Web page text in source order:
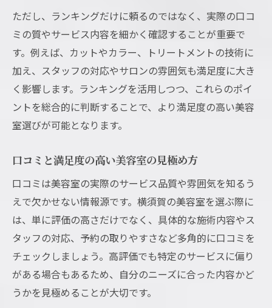
ただし、ランキングだけに頼るのではなく、実際の口コ
ミの質やサービス内容を細かく確認することが重要で
す。例えば、カットやカラー、トリートメントの技術に
加え、スタッフの対応やサロンの雰囲気も満足度に大き
く影響します。ランキングを活用しつつ、これらのポイ
ントを総合的に判断することで、より満足度の高い美容
室選びが可能となります。
口コミと満足度の高い美容室の見極め方
口コミは美容室の実際のサービス品質や雰囲気を知るう
えで欠かせない情報源です。横須賀の美容室を選ぶ際に
は、単に評価の高さだけでなく、具体的な施術内容やス
タッフの対応、予約の取りやすさなど多角的に口コミを
チェックしましょう。高評価でも特定のサービスに偏り
がある場合もあるため、自分のニーズに合った内容かど
うかを見極めることが大切です。